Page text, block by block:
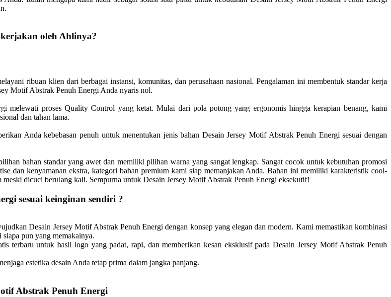
oleh Ahlinya?
ribuan klien dari berbagai instansi, komunitas, dan perusahaan nasional. Pengalaman ini membentuk standar kerja
Motif Abstrak Penuh Energi Anda nyaris nol.
melewati proses Quality Control yang ketat. Mulai dari pola potong yang ergonomis hingga kerapian benang, kami
dan tahan lama.
Anda kebebasan penuh untuk menentukan jenis bahan Desain Jersey Motif Abstrak Penuh Energi sesuai dengan
bahan standar yang awet dan memiliki pilihan warna yang sangat lengkap. Sangat cocok untuk kebutuhan promosi
dan kenyamanan ekstra, kategori bahan premium kami siap memanjakan Anda. Bahan ini memiliki karakteristik cool-
dicuci berulang kali. Sempurna untuk Desain Jersey Motif Abstrak Penuh Energi eksekutif!
sesuai keinginan sendiri ?
Desain Jersey Motif Abstrak Penuh Energi dengan konsep yang elegan dan modern. Kami memastikan kombinasi
pun yang memakainya.
terbaru untuk hasil logo yang padat, rapi, dan memberikan kesan eksklusif pada Desain Jersey Motif Abstrak Penuh
estetika desain Anda tetap prima dalam jangka panjang.
Abstrak Penuh Energi